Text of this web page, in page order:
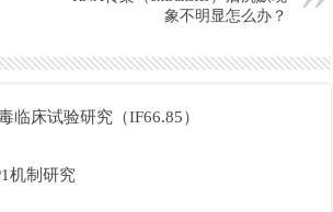
象不明显怎么办？
临床试验研究（IF66.85）
机制研究